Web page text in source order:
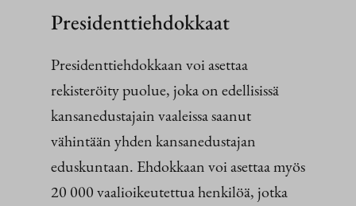
Presidenttiehdokkaat
Presidenttiehdokkaan voi asettaa
rekisteröity puolue, joka on edellisissä
kansanedustajain vaaleissa saanut
vähintään yhden kansanedustajan
eduskuntaan. Ehdokkaan voi asettaa myös
20 000 vaalioikeutettua henkilöä, jotka